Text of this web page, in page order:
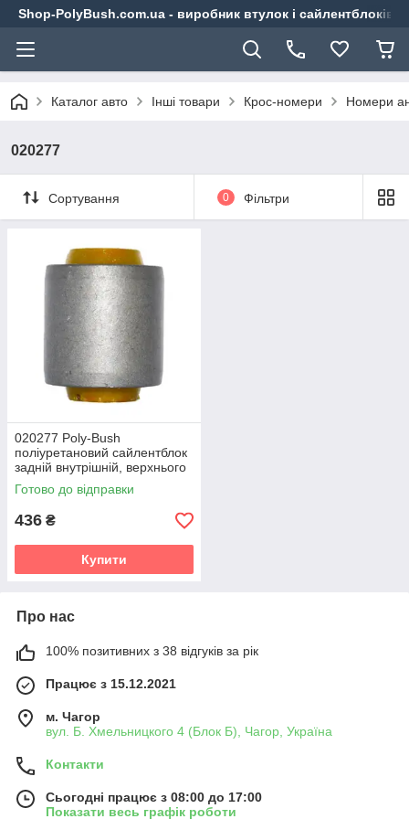
Shop-PolyBush.com.ua - виробник втулок і сайлентблоків
Каталог авто Інші товари Крос-номери Номери
020277
Сортування 0 Фільтри
020277 Poly-Bush
поліуретановий сайлентблок
задній внутрішній, верхнього
поперечного важеля
PolyBush (аналог) v19
Готово до відправки
436 ₴
Купити
Про нас
100% позитивних з 38 відгуків за рік
Працює з 15.12.2021
м. Чагор
вул. Б. Хмельницкого 4 (Блок Б), Чагор, Україна
Контакти
Сьогодні працює з 08:00 до 17:00
Показати весь графік роботи